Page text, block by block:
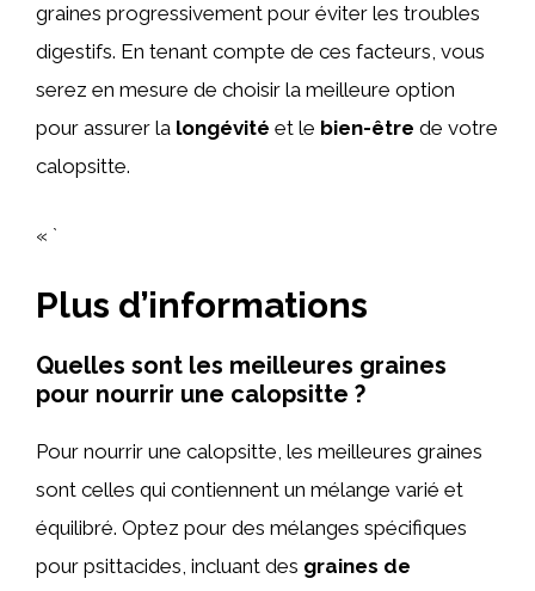
graines progressivement pour éviter les troubles
digestifs. En tenant compte de ces facteurs, vous
serez en mesure de choisir la meilleure option
pour assurer la longévité et le bien-être de votre
calopsitte.
« `
Plus d’informations
Quelles sont les meilleures graines
pour nourrir une calopsitte ?
Pour nourrir une calopsitte, les meilleures graines
sont celles qui contiennent un mélange varié et
équilibré. Optez pour des mélanges spécifiques
pour psittacides, incluant des graines de